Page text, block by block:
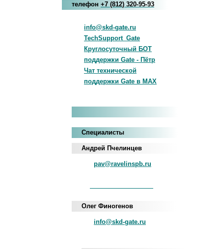
телефон +7 (812) 320-95-93
info@skd-gate.ru
TechSupport_Gate
Круглосуточный БОТ
поддержки Gate - Пётр
Чат технической
поддержки Gate в MAX
Специалисты
Андрей Пчелинцев
pav@ravelinspb.ru
Олег Финогенов
info@skd-gate.ru